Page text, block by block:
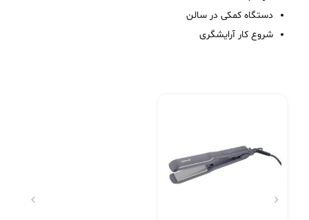
دستگاه کمکی در سالن
شروع کار آرایشگری